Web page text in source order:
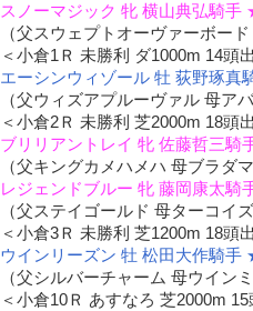
スノーマジック 牝 横山典弘騎手
（父スウェプトオーヴァーボー
＜小倉1Ｒ 未勝利 ダ1000m 14頭
エーシンウィゾール 牡 荻野琢真
（父ウィズアプルーヴァル 母ア
＜小倉2Ｒ 未勝利 芝2000m 18頭
ブリリアントレイ 牝 佐藤哲三騎
（父キングカメハメハ 母ブラダ
レジェンドブルー 牝 藤岡康太騎
（父ステイゴールド 母ターコイ
＜小倉3Ｒ 未勝利 芝1200m 18頭
ウインリーズン 牡 松田大作騎手
（父シルバーチャーム 母ウイン
＜小倉10Ｒ あすなろ 芝2000m